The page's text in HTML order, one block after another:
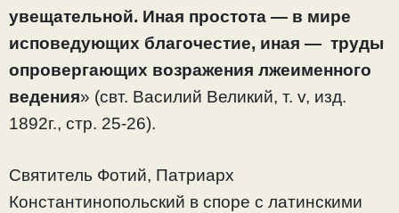
увещательной. Иная простота — в мире
исповедующих благочестие, иная — труды
опровергающих возражения лжеименного
ведения» (свт. Василий Великий, т. v, изд.
1892г., стр. 25-26).
Святитель Фотий, Патриарх
Константинопольский в споре с латинскими